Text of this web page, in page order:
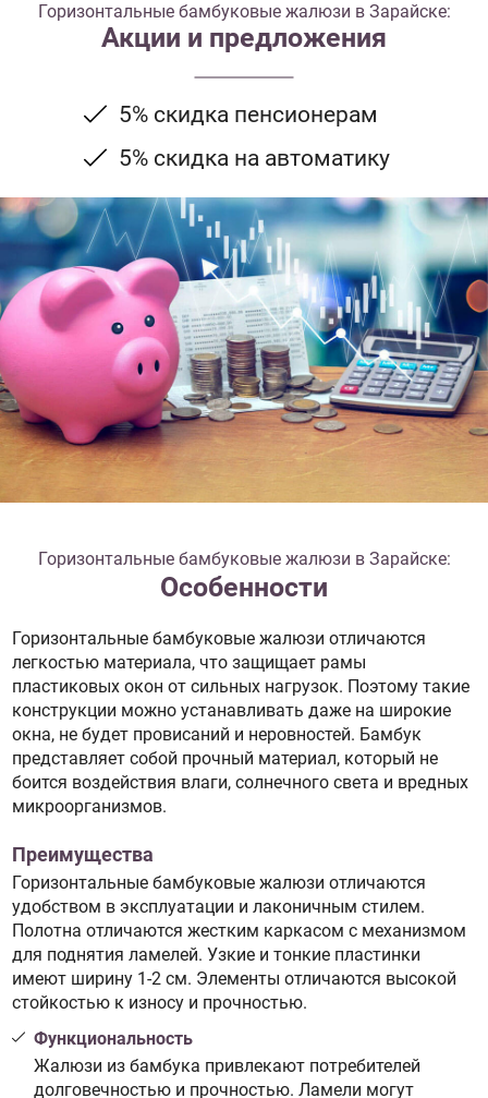
Горизонтальные бамбуковые жалюзи в Зарайске:
Акции и предложения
5% скидка пенсионерам
5% скидка на автоматику
Горизонтальные бамбуковые жалюзи в Зарайске:
Особенности
Горизонтальные бамбуковые жалюзи отличаются
легкостью материала, что защищает рамы
пластиковых окон от сильных нагрузок. Поэтому такие
конструкции можно устанавливать даже на широкие
окна, не будет провисаний и неровностей. Бамбук
представляет собой прочный материал, который не
боится воздействия влаги, солнечного света и вредных
микроорганизмов.
Преимущества
Горизонтальные бамбуковые жалюзи отличаются
удобством в эксплуатации и лаконичным стилем.
Полотна отличаются жестким каркасом с механизмом
для поднятия ламелей. Узкие и тонкие пластинки
имеют ширину 1-2 см. Элементы отличаются высокой
стойкостью к износу и прочностью.
Функциональность
Жалюзи из бамбука привлекают потребителей
долговечностью и прочностью. Ламели могут